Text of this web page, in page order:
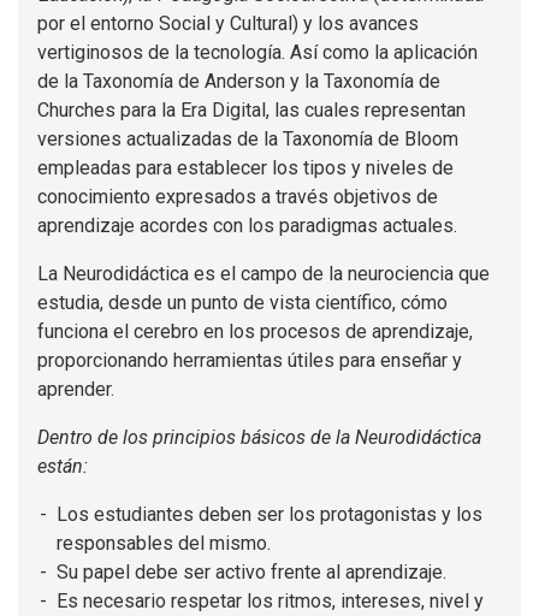
por el entorno Social y Cultural) y los avances
vertiginosos de la tecnología. Así como la aplicación
de la Taxonomía de Anderson y la Taxonomía de
Churches para la Era Digital, las cuales representan
versiones actualizadas de la Taxonomía de Bloom
empleadas para establecer los tipos y niveles de
conocimiento expresados a través objetivos de
aprendizaje acordes con los paradigmas actuales.
La Neurodidáctica es el campo de la neurociencia que
estudia, desde un punto de vista científico, cómo
funciona el cerebro en los procesos de aprendizaje,
proporcionando herramientas útiles para enseñar y
aprender.
Dentro de los principios básicos de la Neurodidáctica
están:
Los estudiantes deben ser los protagonistas y los
responsables del mismo.
Su papel debe ser activo frente al aprendizaje.
Es necesario respetar los ritmos, intereses, nivel y